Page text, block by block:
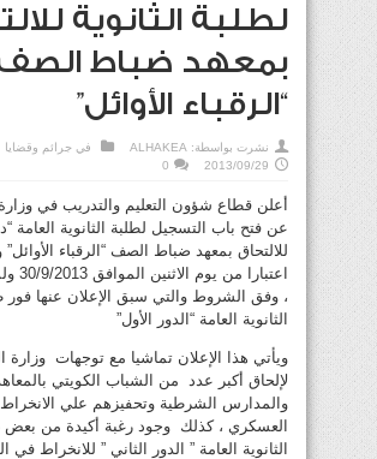
لطلبة الثانوية
بمعهد ضباط
“الرقباء الأوائل”
نشرت بواسطة: ALHAKEA في جرائم وقضايا
2013/09/29
0
أعلن قطاع شؤون التعليم والتدريب في وزارة
عن فتح باب التسجيل لطلبة الثانوية العامة
للالتحاق بمعهد ضباط الصف “الرقباء الأوائل”
، وفق الشروط والتي سبق الإعلان عنها فور
الثانوية العامة “الدور الأول”
ويأتي هذا الإعلان تماشيا مع توجهات وزارة
لإلحاق أكبر عدد من الشباب الكويتي
والمدارس الشرطية وتحفيزهم علي
العسكري ، كذلك وجود رغبة أكيدة من بعض
الثانوية العامة ” الدور الثاني ” للانخراط في